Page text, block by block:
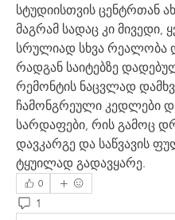
სტუდიისთვის ცენტრთან
მაგრამ სადაც კი მივედი,
სრულიად სხვა რეალობა
რადგან საიტებზე
რემონტის ნაცვლად
ჩამონგრეული კედლები
სარდაფები, რის გამოც
დავკარგე და საწვავის
ტყუილად გადავყარე.
0
1